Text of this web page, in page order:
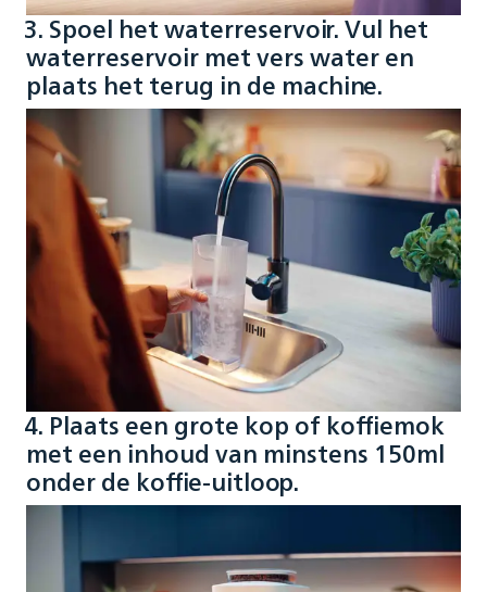
3. Spoel het waterreservoir. Vul het
waterreservoir met vers water en
plaats het terug in de machine.
4. Plaats een grote kop of koffiemok
met een inhoud van minstens 150ml
onder de koffie-uitloop.